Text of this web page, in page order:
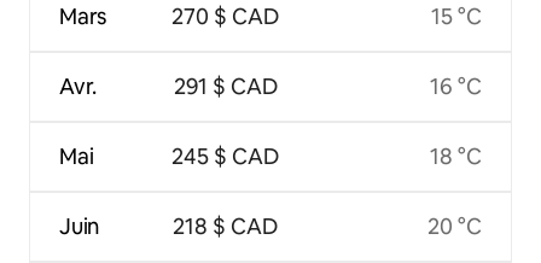
Mars
Avr.
Mai
Juin
270 $ CAD
291 $ CAD
245 $ CAD
218 $ CAD
15 °C
16 °C
18 °C
20 °C